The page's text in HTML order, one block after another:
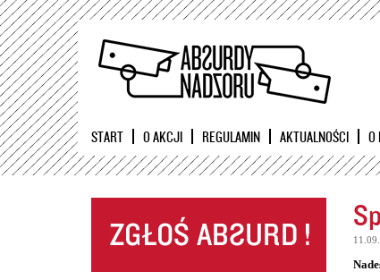
START O AKCJI REGULAMIN AKTUALNOŚCI O